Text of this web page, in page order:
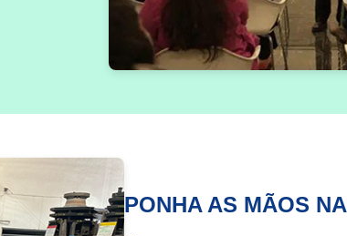
PONHA AS MÃOS